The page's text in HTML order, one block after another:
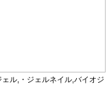
ル,・ジェルネイル,バイオジ